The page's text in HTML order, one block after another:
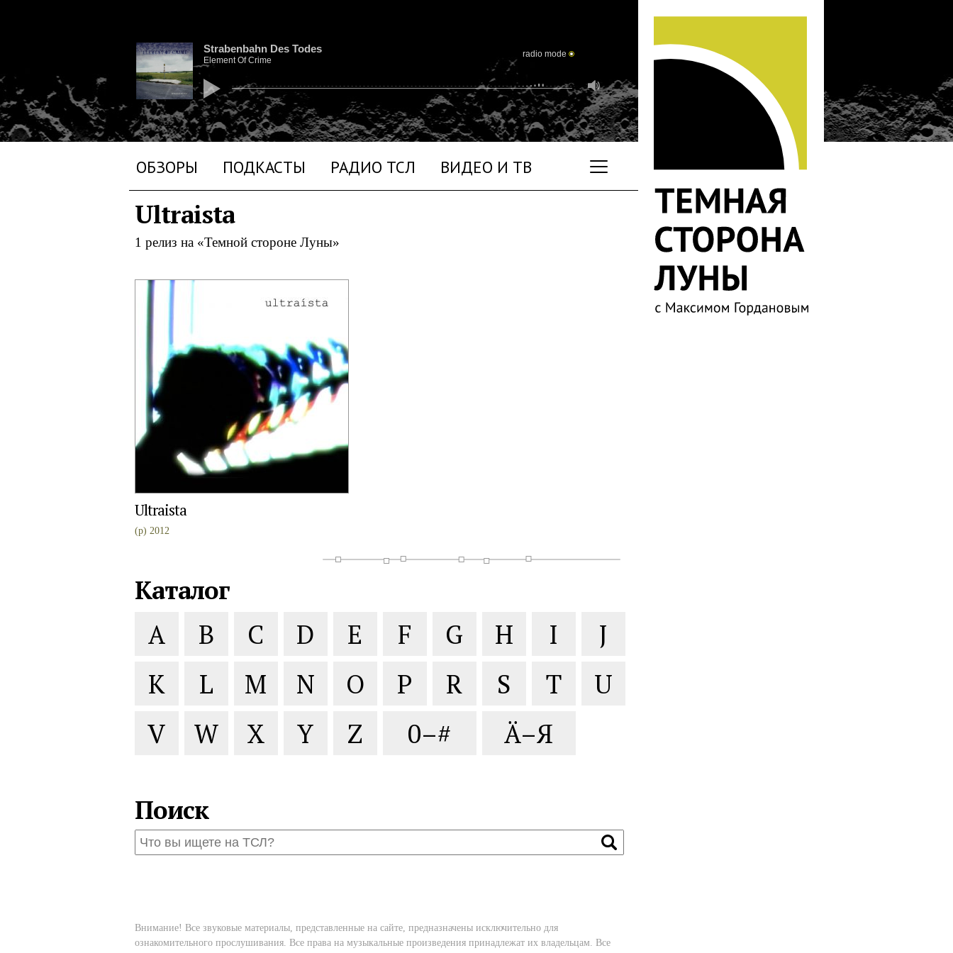
ОБЗОРЫ ПОДКАСТЫ РАДИО ТСЛ ВИДЕО И ТВ
Strabenbahn Des Todes
Element Of Crime
radio mode
Ultraista
1 релиз на «Темной стороне Луны»
Ultraista
(p) 2012
Каталог
A B C D E F G H I
J
K
L M N O P R S T
U
V
W X Y Z 0–# Ä–Я
Поиск
Внимание! Все звуковые материалы, представленные на сайте, предназначены исключительно для
ознакомительного прослушивания. Все права на музыкальные произведения принадлежат их владельцам. Все